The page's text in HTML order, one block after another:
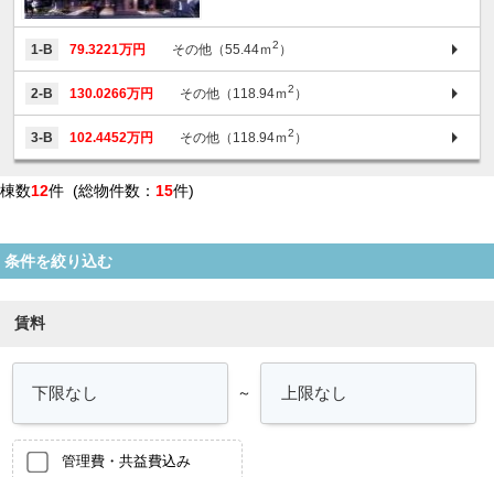
1-B 79.3221万円 その他（55.44ｍ2 ）
2-B 130.0266万円 その他（118.94ｍ2 ）
3-B 102.4452万円 その他（118.94ｍ2 ）
棟数12件 (総物件数： 15件)
条件を絞り込む
賃料
～
管理費・共益費込み